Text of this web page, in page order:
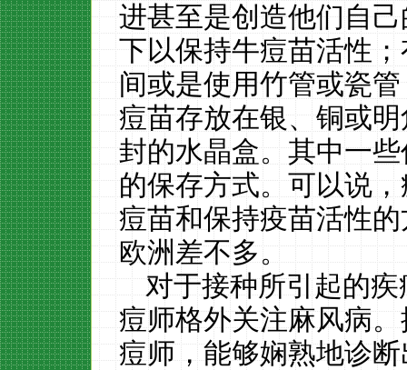
进甚至是创造他们自
下以保持牛痘苗活性
间或是使用竹管或瓷
痘苗存放在银、铜或
封的水晶盒。其中一
的保存方式。可以说
痘苗和保持疫苗活性
欧洲差不多。
对于接种所引起的
痘师格外关注麻风病
痘师，能够娴熟地诊